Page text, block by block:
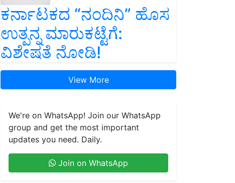
ಕರ್ನಾಟಕದ “ನಂದಿನಿ” ಹೊಸ
ಉತ್ಪನ್ನ ಮಾರುಕಟ್ಟೆಗೆ:
ವಿಶೇಷತೆ ನೋಡಿ!
View More
We're on WhatsApp! Join our WhatsApp
group and get the most important
updates you need. Daily.
Join on WhatsApp